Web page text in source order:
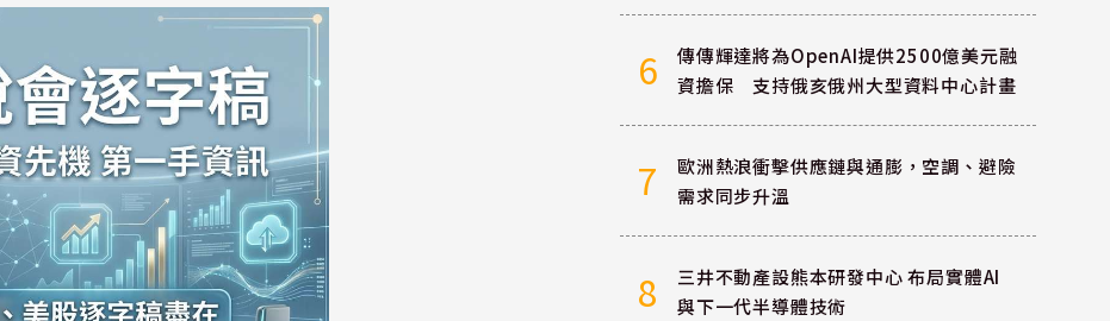
6
傳傳輝達將為OpenAI提供2500億美元融
資擔保 支持俄亥俄州大型資料中心計畫
7
歐洲熱浪衝擊供應鏈與通膨，空調、避險
需求同步升溫
8
三井不動產設熊本研發中心 布局實體AI
與下一代半導體技術